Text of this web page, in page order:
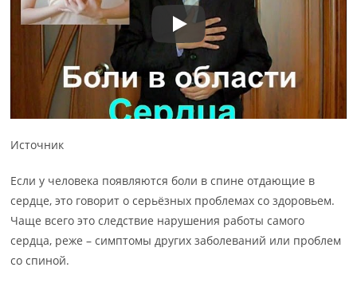
Источник
Если у человека появляются боли в спине отдающие в
сердце, это говорит о серьёзных проблемах со здоровьем.
Чаще всего это следствие нарушения работы самого
сердца, реже – симптомы других заболеваний или проблем
со спиной.